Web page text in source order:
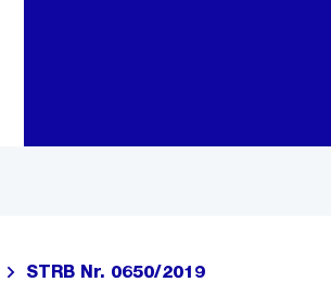
STRB Nr. 0650/2019